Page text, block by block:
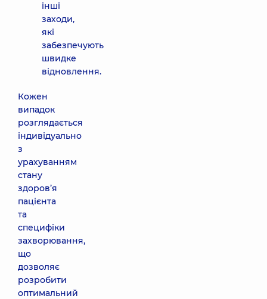
інші
заходи,
які
забезпечують
швидке
відновлення.
Кожен
випадок
розглядається
індивідуально
з
урахуванням
стану
здоров’я
пацієнта
та
специфіки
захворювання,
що
дозволяє
розробити
оптимальний